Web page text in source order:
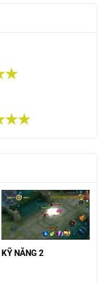
KỸ NĂNG 2